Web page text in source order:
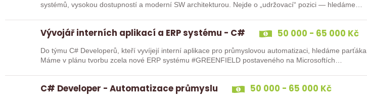
systémů, vysokou dostupností a moderní SW architekturou. Nejde o „udržovací“ pozici — hledáme
Vývojář interních aplikací a ERP systému - C# 50 000 - 65 000 Kč
Do týmu C# Developerů, kteří vyvíjejí interní aplikace pro průmyslovou automatizaci, hledáme parťáka.
Máme v plánu tvorbu zcela nové ERP systému #GREENFIELD postaveného na Microsoftích
C# Developer - Automatizace průmyslu 50 000 - 65 000 Kč